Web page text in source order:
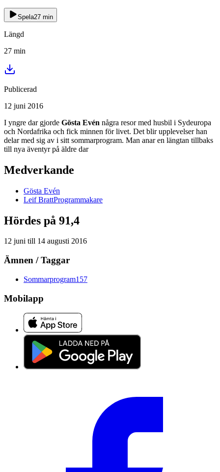
Spela27 min
Längd
27 min
Publicerad
12 juni 2016
I yngre dar gjorde Gösta Evén några resor med husbil i Sydeuropa
och Nordafrika och fick minnen för livet. Det blir upplevelser han
delar med sig av i sitt sommarprogram. Man anar en längtan tillbaks
till nya äventyr på äldre dar
Medverkande
Gösta Evén
Leif BrattProgrammakare
Hördes på 91,4
12 juni till 14 augusti 2016
Ämnen / Taggar
Sommarprogram157
Mobilapp